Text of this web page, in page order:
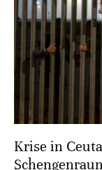
Krise in